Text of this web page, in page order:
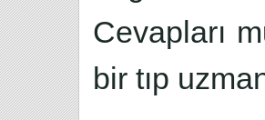
Cevapları
bir tıp